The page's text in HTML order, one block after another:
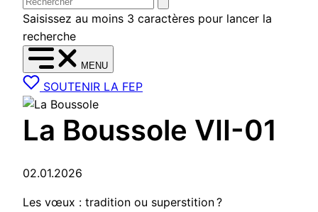
Saisissez au moins 3 caractères pour lancer la
recherche
MENU
SOUTENIR LA FEP
La Boussole VII-01
02.01.2026
Les vœux : tradition ou superstition ?